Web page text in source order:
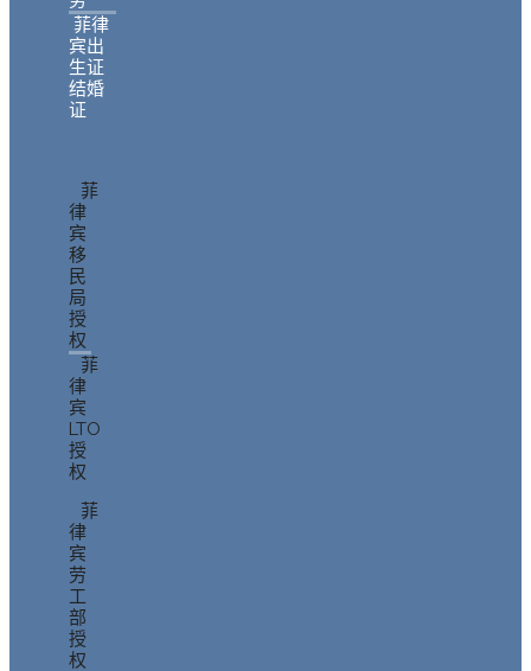
菲律
宾出
生证
结婚
证
菲
律
宾
移
民
局
授
权
菲
律
宾
LTO
授
权
菲
律
宾
劳
工
部
授
权